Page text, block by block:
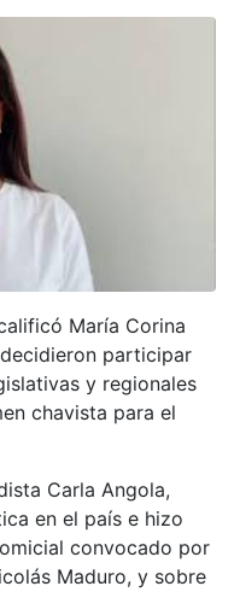
María Corina
participar
y regionales
chavista para el
Carla Angola,
en el país e hizo
convocado por
Maduro, y sobre